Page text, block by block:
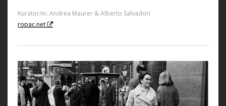
Kurator/in: Andrea Maurer & Alberto Salvadori
ropac.net